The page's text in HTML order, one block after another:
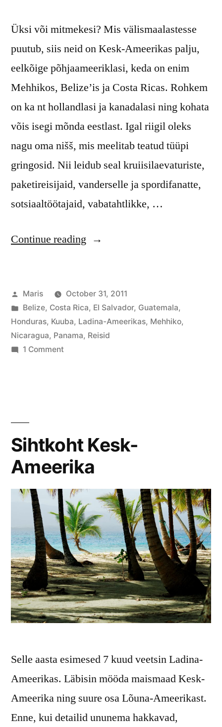
Üksi või mitmekesi? Mis välismaalastesse
puutub, siis neid on Kesk-Ameerikas palju,
eelkõige põhjaameeriklasi, keda on enim
Mehhikos, Belize’is ja Costa Ricas. Rohkem
on ka nt hollandlasi ja kanadalasi ning kohata
võis isegi mõnda eestlast. Igal riigil oleks
nagu oma nišš, mis meelitab teatud tüüpi
gringosid. Nii leidub seal kruiisilaevaturiste,
paketireisijaid, vanderselle ja spordifanatte,
sotsiaaltöötajaid, vabatahtlikke, …
Continue reading “Sihtkoht
(2)”
Posted
by
Maris
October 31, 2011
Posted
in
Belize, Costa Rica, El Salvador, Guatemala,
Honduras, Kuuba, Ladina-Ameerikas, Mehhiko,
Nicaragua, Panama, Reisid
1 Commenton
Sihtkoht Kesk-
Ameerika
Selle aasta esimesed 7 kuud veetsin Ladina-
Ameerikas. Läbisin mööda maismaad Kesk-
Ameerika ning suure osa Lõuna-Ameerikast.
Enne, kui detailid ununema hakkavad,